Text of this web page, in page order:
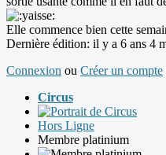
Elle commence bien cette
Dernière édition: il y a 6 ans 4
Connexion ou Créer un compte
Circus
Hors Ligne
Membre platinium